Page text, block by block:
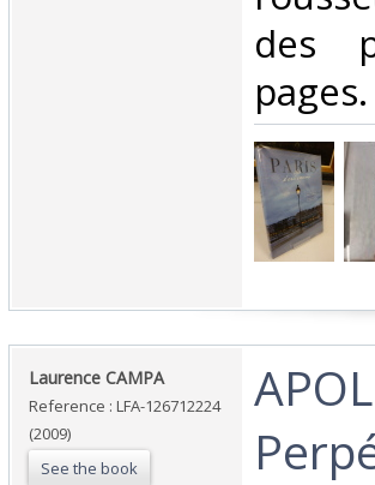
des
‎Laurence CAMPA‎
Reference : LFA-126712224
(2009)
See the book